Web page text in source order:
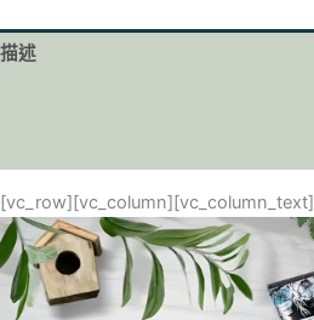
描述
[vc_row][vc_column][vc_column_text]